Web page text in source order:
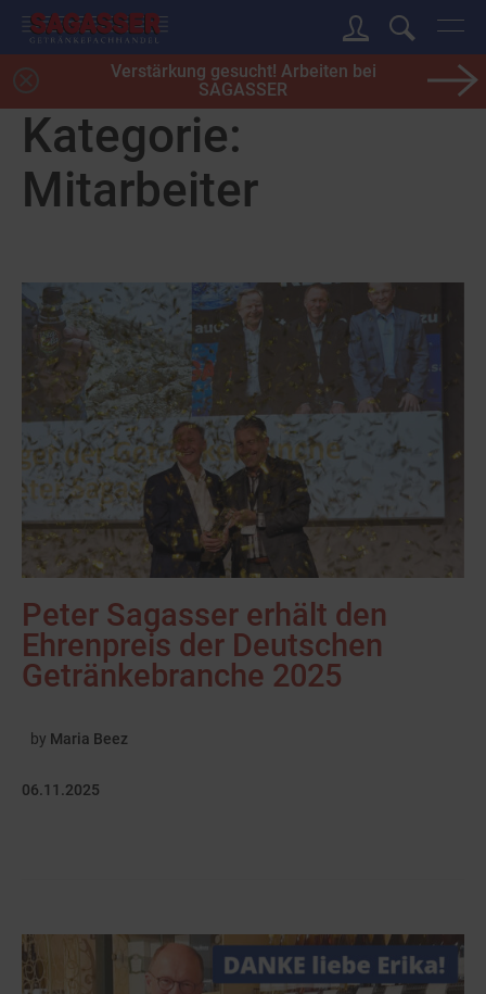
Verstärkung gesucht! Arbeiten bei
SAGASSER
Kategorie:
Mitarbeiter
Peter Sagasser erhält den
Ehrenpreis der Deutschen
Getränkebranche 2025
by Maria Beez
06.11.2025